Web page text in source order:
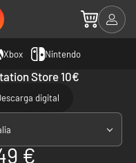
Xbox Nintendo
Store 10€
digital
€